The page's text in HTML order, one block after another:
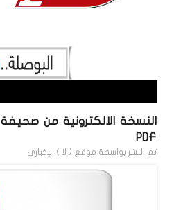
PDF
تم النشر بواسطة موقع ( لا ) الإخباري